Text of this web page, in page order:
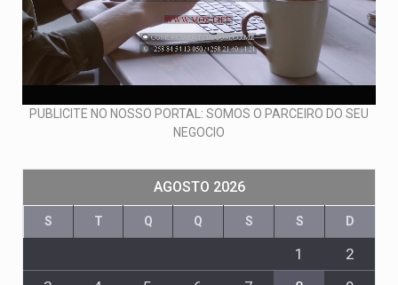
PUBLICITE NO NOSSO PORTAL: SOMOS O PARCEIRO DO SEU
NEGOCIO
AGOSTO 2026
S T Q Q S S D
1
2